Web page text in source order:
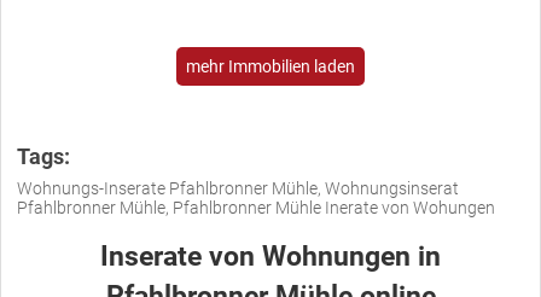
mehr Immobilien laden
Tags:
Wohnungs-Inserate Pfahlbronner Mühle, Wohnungsinserat
Pfahlbronner Mühle, Pfahlbronner Mühle Inerate von Wohungen
Inserate von Wohnungen in